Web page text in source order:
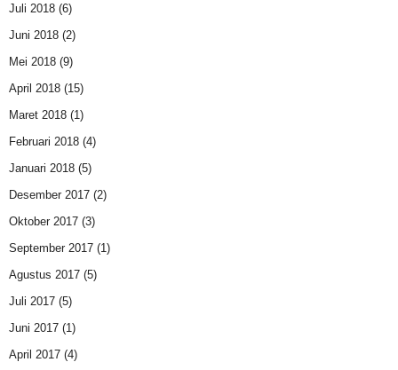
Juli 2018 (6)
Juni 2018 (2)
Mei 2018 (9)
April 2018 (15)
Maret 2018 (1)
Februari 2018 (4)
Januari 2018 (5)
Desember 2017 (2)
Oktober 2017 (3)
September 2017 (1)
Agustus 2017 (5)
Juli 2017 (5)
Juni 2017 (1)
April 2017 (4)